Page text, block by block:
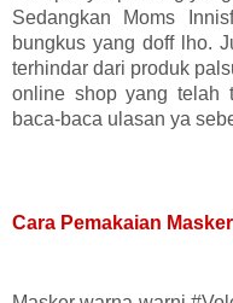
Sedangkan Moms
bungkus yang doff lho.
terhindar dari produk
online shop yang telah
baca-baca ulasan ya
Cara Pemakaian